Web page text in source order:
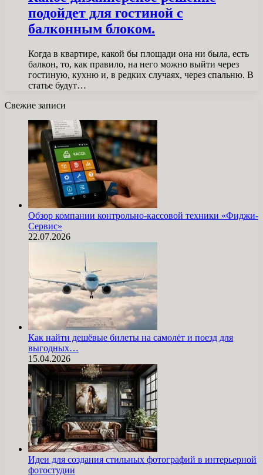
подойдет для гостиной с
балконным блоком.
Когда в квартире, какой бы площади она ни была, есть
балкон, то, как правило, на него можно выйти через
гостиную, кухню и, в редких случаях, через спальню. В
статье будут…
Свежие записи
Обзор компании контрольно-кассовой техники «Фиджи-
Сервис»
22.07.2026
Как найти дешёвые билеты на самолёт и поезд для
выгодных…
15.04.2026
Идеи для создания стильных фотографий в интерьерной
фотостудии